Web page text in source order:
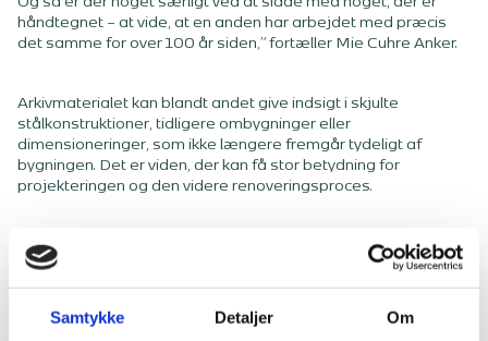
Samtykke Detaljer Om
håndtegnet – at vide, at en anden har arbejdet med præcis
det samme for over 100 år siden,” fortæller Mie Cuhre Anker.
Arkivmaterialet kan blandt andet give indsigt i skjulte
stålkonstruktioner, tidligere ombygninger eller
dimensioneringer, som ikke længere fremgår tydeligt af
bygningen. Det er viden, der kan få stor betydning for
projekteringen og den videre renoveringsproces.
Fundamentet for at få nyt og eksisterende til at hænge
sammen
Arkivarbejdet er en del af renoveringsarbejdet, som sjældent
er synligt udefra. Men ofte er det her, fundamentet bliver lagt